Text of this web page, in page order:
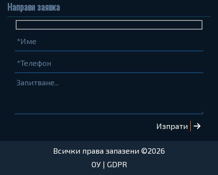
Направи заявка
Име
(задължително)
Телефон
(задължително)
Запитване...
Всички права запазени ©2026
ОУ| GDPR